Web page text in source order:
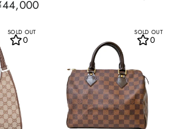
SOLD OUT
0
SOLD OUT
0